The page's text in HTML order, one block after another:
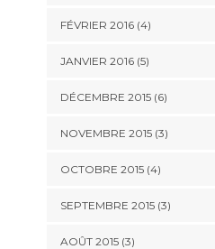
FÉVRIER 2016(4)
JANVIER 2016(5)
DÉCEMBRE 2015(6)
NOVEMBRE 2015(3)
OCTOBRE 2015(4)
SEPTEMBRE 2015(3)
AOÛT 2015(3)